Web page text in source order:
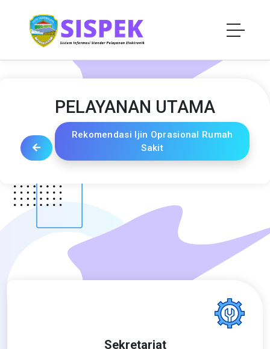
PELAYANAN UTAMA
Rekomendasi Ijin Oprasional Rumah
Sakit
Sekretariat